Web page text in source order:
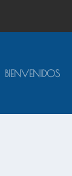
BIENVENIDOS